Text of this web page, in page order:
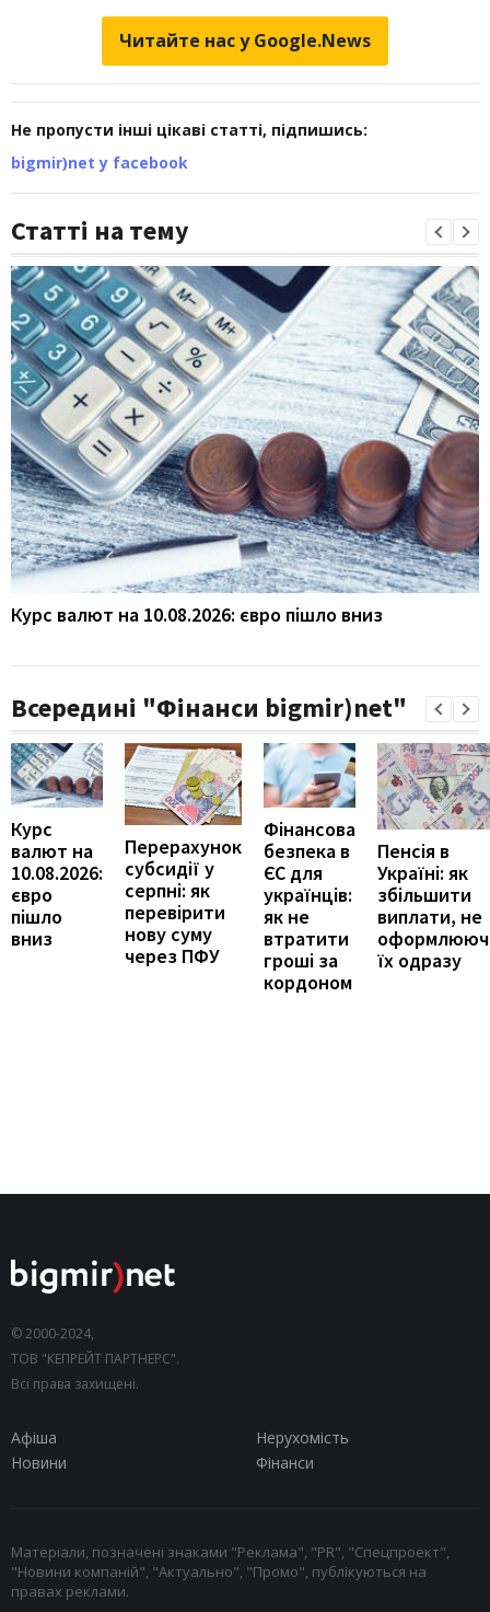
Читайте нас у Google.News
Не пропусти інші цікаві статті, підпишись:
bigmir)net у facebook
Статті на тему
Курс валют на 10.08.2026: євро пішло вниз
Всередині "Фінанси bigmir)net"
Курс
валют на
10.08.2026:
євро
пішло
вниз
Перерахунок
субсидії у
серпні: як
перевірити
нову суму
через ПФУ
Фінансова
безпека в
ЄС для
українців:
як не
втратити
гроші за
кордоном
Пенсія в
Україні: як
збільшити
виплати, не
їх одразу
© 2000-2024,
ТОВ "КЕПРЕЙТ ПАРТНЕРС".
Всі права захищені.
Афіша
Нерухомість
Новини
Фінанси
Матеріали, позначені знаками "Реклама", "PR", "Спецпроект",
"Новини компаній", "Актуально", "Промо", публікуються на
правах реклами.